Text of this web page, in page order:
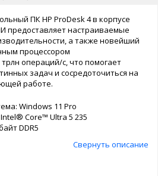
ПК HP ProDesk 4 в корпусе
предоставляет настраиваемые
а также новейший
процессором
операций/с, что помогает
задач и сосредоточиться на
работе.
Windows 11 Pro
Core™ Ultra 5 235
DDR5
Свернуть описание